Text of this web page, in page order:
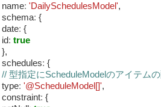
name: 'DailySchedulesModel',
schema: {
date: {
id: true
},
schedules: {
// 型指定にScheduleModelのアイテム
type: '@ScheduleModel[]',
constraint: {